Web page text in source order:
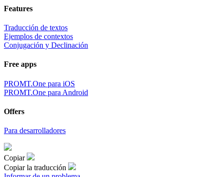
Features
Traducción de textos
Ejemplos de contextos
Conjugación y Declinación
Free apps
PROMT.One para iOS
PROMT.One para Android
Offers
Para desarrolladores
Copiar
Copiar la traducción